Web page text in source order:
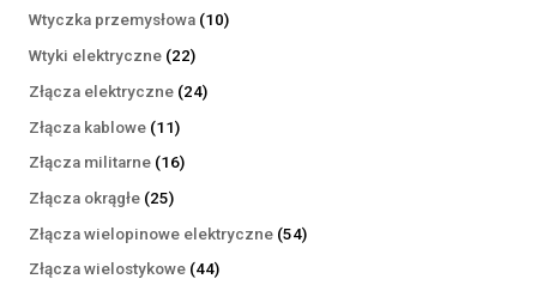
produktów
Wtyczka przemysłowa 1010
Wtyki elektryczne 2222
produkty
Złącza elektryczne 2424
Złącza kablowe 1111
produktów
Złącza militarne 1616
Złącza okrągłe 2525
produktów
Złącza wielopinowe elektryczne 5454
Złącza wielostykowe 4444